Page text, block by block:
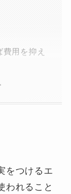
用を抑え
をつけるエ
われること